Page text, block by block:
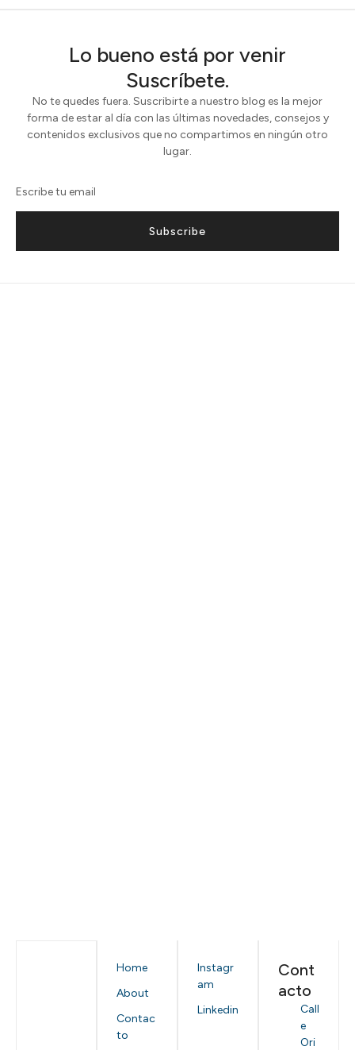
Lo bueno está por venir
Suscríbete.
No te quedes fuera. Suscribirte a nuestro blog es la mejor
forma de estar al día con las últimas novedades, consejos y
contenidos exclusivos que no compartimos en ningún otro
lugar.
Subscribe
Home
About
Contac
to
Instagr
am
Linkedin
Cont
acto
Call
e
Ori